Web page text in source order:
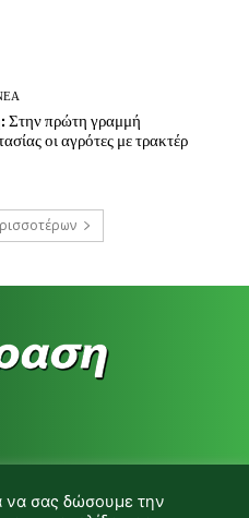
Στην πρώτη γραμμή
οι αγρότες με τρακτέρ
να σας δώσουμε την